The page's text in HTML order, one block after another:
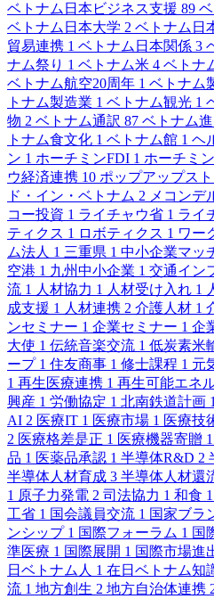
ベトナム日本ビジネス支援 89
ベトナム日本大学 2 ベトナム日
貿易連携 1 ベトナム日本関係 3
ナム祭り 1 ベトナム米 4 ベトナ
ベトナム航空20周年 1 ベトナム
トナム製造業 1 ベトナム観光 1
物 2 ベトナム通訳 87 ベトナム
トナム食文化 1 ベトナム館 1 ヘ
ン 1 ホーチミンFDI 1 ホーチミ
ウ経済連携 10 ポップアップス
ド・イン・ベトナム 2 メコンデ
コー投資 1 ライチャウ省 1 ライ
ティクス 1 ロボティクス 1 ワー
ム法人 1 三重県 1 中小企業マッ
空港 1 九州中小企業 1 交通イン
流 1 人材協力 1 人材受け入れ 1
成支援 1 人材連携 2 介護人材 1
ンセミナー 1 企業セミナー 1 企
大使 1 伝統音楽交流 1 低炭素米
ープ 1 住友商事 1 修士課程 1 元
1 再生医療連携 1 再生可能エネ
興産 1 労働協定 1 北南鉄道計画 1
AI 2 医療IT 1 医療市場 1 医療技
2 医療格差是正 1 医療機器寄贈 1
品 1 医薬品承認 1 半導体R&D 2
半導体人材育成 3 半導体人材還
1 原子力発電 2 司法協力 1 和食 1
工省 1 国会議員交流 1 国家ブラ
ンシップ 1 国際フォーラム 1 国
準医療 1 国際展開 1 国際市場進
日ベトナム人 1 在日ベトナム知
流 1 地方創生 2 地方自治体連携